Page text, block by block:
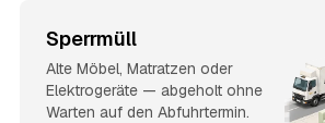
Sperrmüll
Alte Möbel, Matratzen oder
Elektrogeräte — abgeholt ohne
Warten auf den Abfuhrtermin.